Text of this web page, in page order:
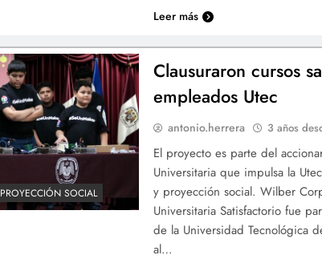
Leer más
PROYECCIÓN SOCIAL
Clausuraron cursos
empleados Utec
antonio.herrera 3 años
El proyecto es parte del
Universitaria que impulsa la
y proyección social. Wilber
Universitaria Satisfactorio fue
de la Universidad Tecnológica
al…